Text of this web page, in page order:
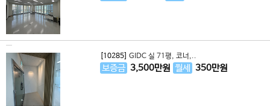
[10285] GIDC 실 71평, 코너,..
보증금 3,500만원 월세 350만원